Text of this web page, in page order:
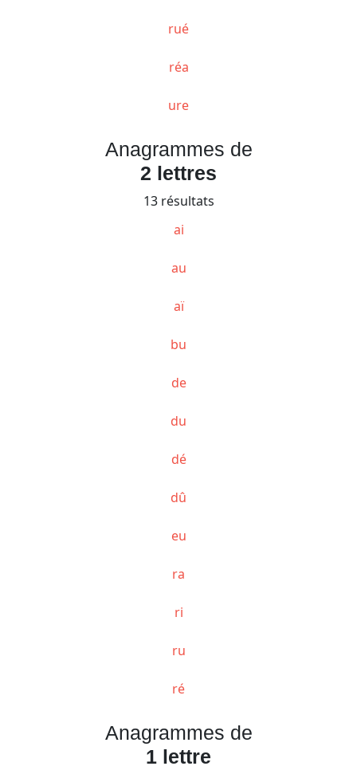
rué
réa
ure
Anagrammes de
2 lettres
13 résultats
ai
au
aï
bu
de
du
dé
dû
eu
ra
ri
ru
ré
Anagrammes de
1 lettre